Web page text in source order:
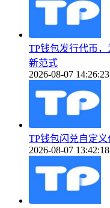
TP钱包发行代币
新范式
2026-08-07 14:26:23
TP钱包闪兑自定
2026-08-07 13:42:18